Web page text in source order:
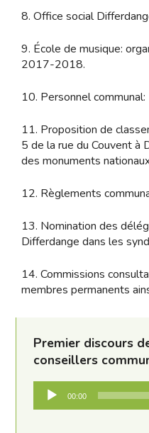
8. Office social
9. École de musique:
2017-2018.
10. Personnel communal:
11. Proposition de
5 de la rue du Couvent à
des monuments
12. Règlements
13. Nomination des
Differdange dans les
14. Commissions
membres permanents
Premier discours
conseillers
Audio-
Player
00:00